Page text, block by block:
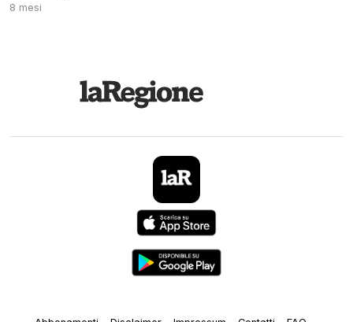
8 mesi